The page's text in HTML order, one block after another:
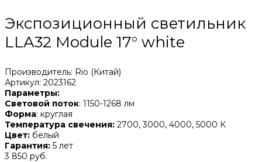
Экспозиционный светильник
LLA32 Module 17° white
Производитель: Rio (Китай)
Артикул: 2023162
Параметры:
Световой поток: 1150-1268 лм
Форма: круглая
Температура свечения: 2700, 3000, 4000, 5000 К
Цвет: белый
Гарантия: 5 лет
3 850 руб.